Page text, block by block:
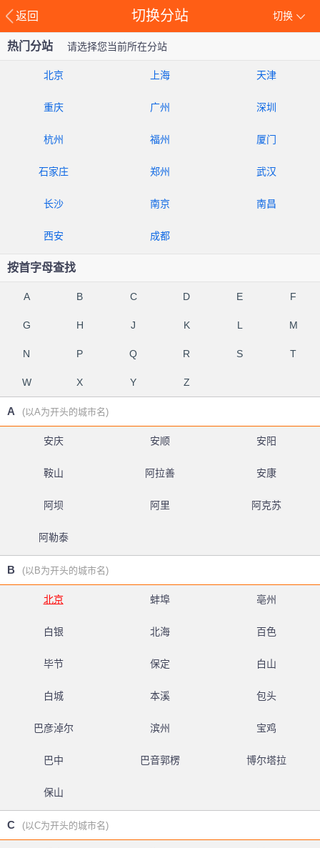
返回 切换
切换分站
热门分站 请选择您当前所在分站
北京 上海 天津
重庆 广州 深圳
杭州 福州 厦门
石家庄 郑州 武汉
长沙 南京 南昌
西安 成都
按首字母查找
A B C D E F
G H J K L M
N P Q R S T
W X Y Z
A (以A为开头的城市名)
安庆 安顺 安阳
鞍山 阿拉善 安康
阿坝 阿里 阿克苏
阿勒泰
B (以B为开头的城市名)
北京 蚌埠 亳州
白银 北海 百色
毕节 保定 白山
白城 本溪 包头
巴彦淖尔 滨州 宝鸡
巴中 巴音郭楞 博尔塔拉
保山
C (以C为开头的城市名)